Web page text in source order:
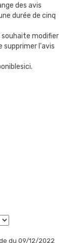
des avis
durée de cinq
souhaite modifier
supprimer l'avis
du 09/12/2022